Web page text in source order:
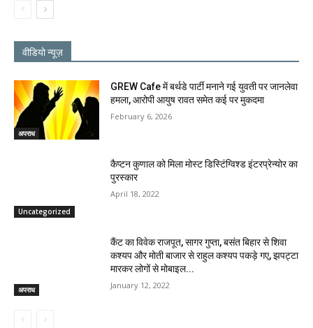
वीडियो न्यूज़
अपराध
GREW Cafe में बर्थडे पार्टी मनाने गई युवती पर जानलेवा
हमला, आरोपी आयुष रावत समेत कई पर मुकदमा
February 6, 2026
Uncategorized
कैप्टन कुणाल को मिला मोस्ट डिस्टिंग्विश्ड इंटरप्रेन्योर का
पुरस्कार
April 18, 2022
अपराध
कैंट का विवेक राजपूत, सागर गुप्ता, बसंत बिहार से शिवा
कश्यप और मोती बाजार से राहुल कश्यप पकड़े गए, झपट्टा
मारकर लोगों से मोबाइल...
January 12, 2022